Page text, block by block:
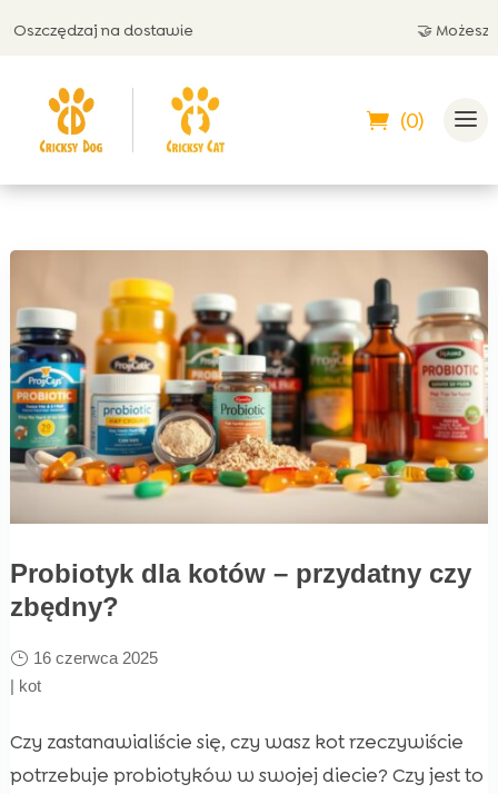
na dostawie 🤝 Możesz
(0)
Probiotyk dla kotów – przydatny czy
zbędny?
16 czerwca 2025
| kot
Czy zastanawialiście się, czy wasz kot rzeczywiście
potrzebuje probiotyków w swojej diecie? Czy jest to